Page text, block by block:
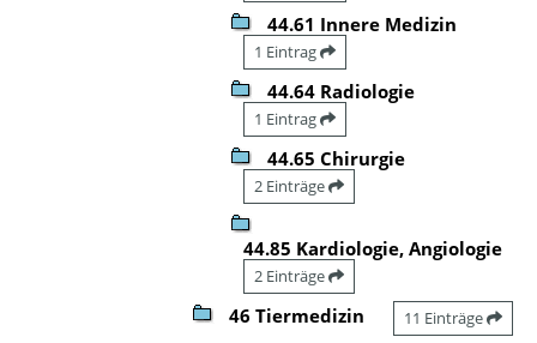
44.61 Innere Medizin
1 Eintrag
44.64 Radiologie
1 Eintrag
44.65 Chirurgie
2 Einträge
44.85 Kardiologie, Angiologie
2 Einträge
46 Tiermedizin 11 Einträge